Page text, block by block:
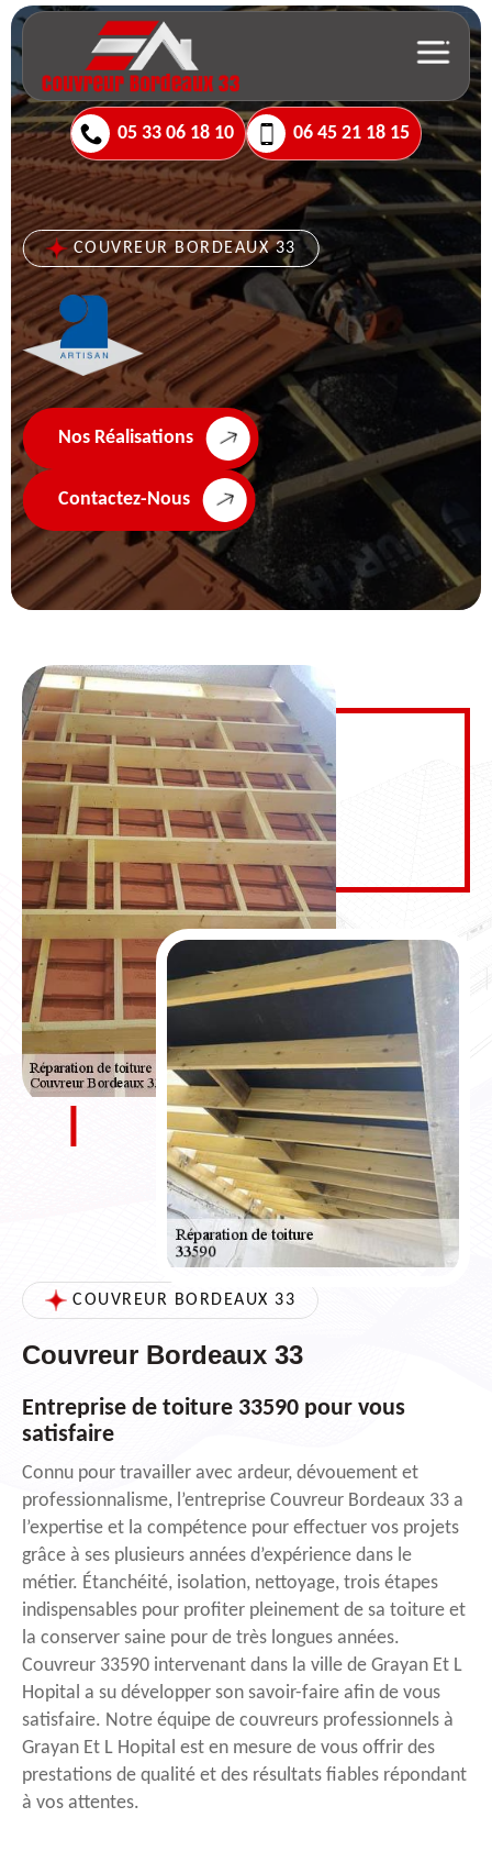
05 33 06 18 10 06 45 21 18 15
COUVREUR BORDEAUX 33
Nos Réalisations
Contactez-Nous
COUVREUR BORDEAUX 33
Couvreur Bordeaux 33
Entreprise de toiture 33590 pour vous
satisfaire
Connu pour travailler avec ardeur, dévouement et
professionnalisme, l’entreprise Couvreur Bordeaux 33 a
l’expertise et la compétence pour effectuer vos projets
grâce à ses plusieurs années d’expérience dans le
métier. Étanchéité, isolation, nettoyage, trois étapes
indispensables pour profiter pleinement de sa toiture et
la conserver saine pour de très longues années.
Couvreur 33590 intervenant dans la ville de Grayan Et L
Hopital a su développer son savoir-faire afin de vous
satisfaire. Notre équipe de couvreurs professionnels à
Grayan Et L Hopital est en mesure de vous offrir des
prestations de qualité et des résultats fiables répondant
à vos attentes.